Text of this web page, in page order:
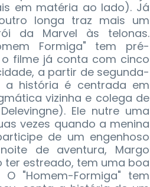
em matéria ao lado). Já
longa traz mais um
da Marvel às telonas.
Formiga" tem pré-
filme já conta com cinco
a partir de segunda-
a história é centrada em
vizinha e colega de
Ele nutre uma
vezes quando a menina
de um engenhoso
de aventura, Margo
ter estreado, tem uma boa
O "Homem-Formiga" tem